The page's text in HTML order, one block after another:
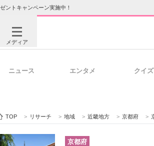
ントキャンペーン実施中！
メディア
ビジネスと働き方のヒント
ニュース エンタメ クイズ
TOP > リサーチ > 地域 > 近畿地方 > 京都府 >
京都府